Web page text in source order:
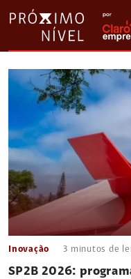
Inovação 3 minutos de
SP2B 2026: